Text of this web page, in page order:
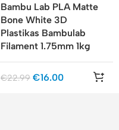
Bambu Lab PLA Matte
Bone White 3D
Plastikas Bambulab
Filament 1.75mm 1kg
€22.99 €16.00